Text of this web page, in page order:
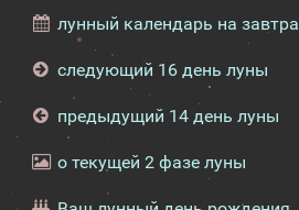
лунный календарь на завтра
следующий 16 день луны
предыдущий 14 день луны
о текущей 2 фазе луны